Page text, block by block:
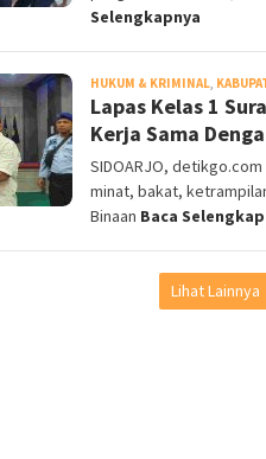
Selengkapnya
HUKUM & KRIMINAL,
Lapas Kelas 1
Kerja Sama
SIDOARJO,
minat, bakat,
Binaan Baca
Lihat Lainnya